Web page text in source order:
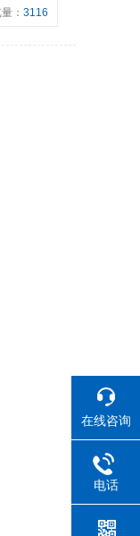
量：3116
在线咨询
电话